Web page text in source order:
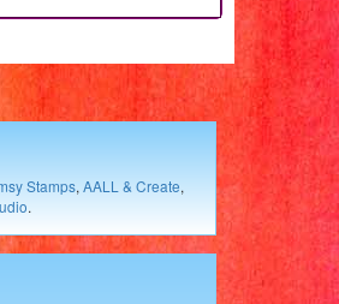
Stamps, AALL & Create,
.